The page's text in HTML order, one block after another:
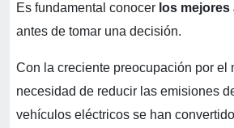
Es fundamental conocer los
antes de tomar una decisión.
Con la creciente preocupación por el
necesidad de reducir las emisiones
vehículos eléctricos se han